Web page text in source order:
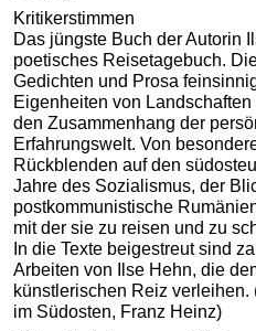
Kritikerstimmen
Das jüngste Buch der Autorin
poetisches Reisetagebuch.
Gedichten und Prosa
Eigenheiten von
den Zusammenhang der
Erfahrungswelt. Von
Rückblenden auf den
Jahre des Sozialismus, der
postkommunistische
mit der sie zu reisen und zu
In die Texte beigestreut sind
Arbeiten von Ilse Hehn, die
künstlerischen Reiz verleihen.
im Südosten, Franz Heinz)